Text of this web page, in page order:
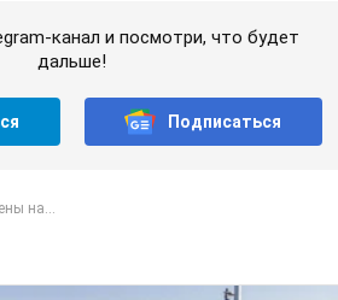
канал и посмотри, что будет
дальше!
Подписаться
на...